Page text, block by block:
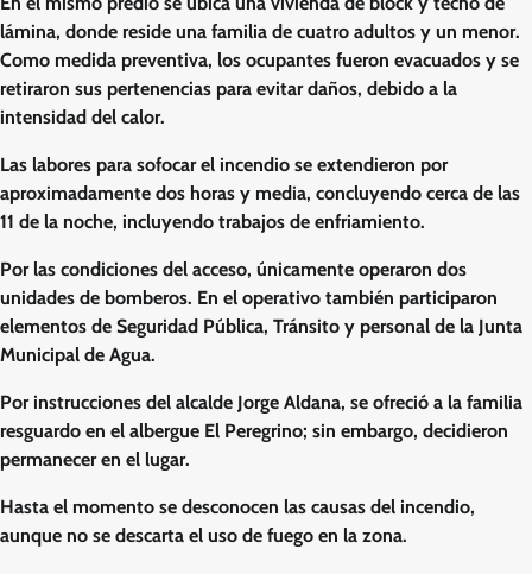
lámina, donde reside una familia de cuatro adultos y un menor.
Como medida preventiva, los ocupantes fueron evacuados y se
retiraron sus pertenencias para evitar daños, debido a la
intensidad del calor.
Las labores para sofocar el incendio se extendieron por
aproximadamente dos horas y media, concluyendo cerca de las
11 de la noche, incluyendo trabajos de enfriamiento.
Por las condiciones del acceso, únicamente operaron dos
unidades de bomberos. En el operativo también participaron
elementos de Seguridad Pública, Tránsito y personal de la Junta
Municipal de Agua.
Por instrucciones del alcalde Jorge Aldana, se ofreció a la familia
resguardo en el albergue El Peregrino; sin embargo, decidieron
permanecer en el lugar.
Hasta el momento se desconocen las causas del incendio,
aunque no se descarta el uso de fuego en la zona.